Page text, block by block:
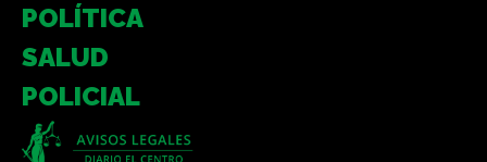
POLÍTICA
SALUD
POLICIAL